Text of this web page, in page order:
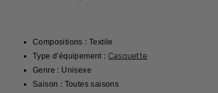
Compositions : Textile
Type d'équipement : Casquette
Genre : Unisexe
Saison : Toutes saisons